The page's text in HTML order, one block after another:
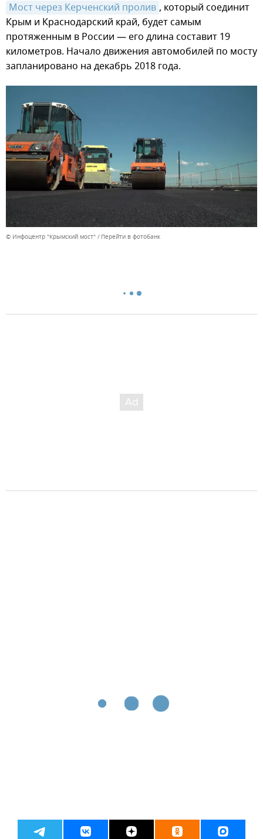
Мост через Керченский пролив , который соединит
Крым и Краснодарский край, будет самым
протяженным в России — его длина составит 19
километров. Начало движения автомобилей по мосту
запланировано на декабрь 2018 года.
© Инфоцентр "Крымский мост" Перейти в фотобанк